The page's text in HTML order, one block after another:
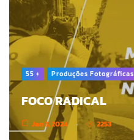
55 + Produções Fotográficas
FOCO RADICAL
Jan 3, 2024 2253